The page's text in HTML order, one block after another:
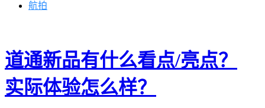
航拍
道通新品有什么看点/亮点？
实际体验怎么样？